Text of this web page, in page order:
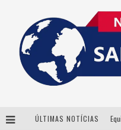
ÚLTIMAS NOTÍCIAS